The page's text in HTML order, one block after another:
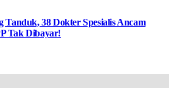
Tanduk, 38 Dokter Spesialis Ancam
Tak Dibayar!